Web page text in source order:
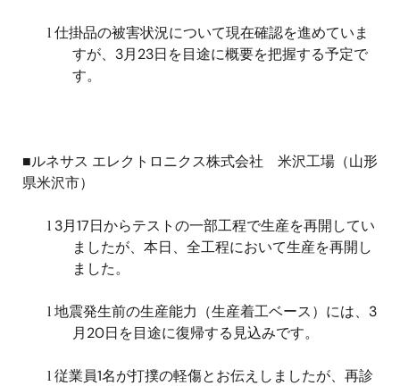
l 仕掛品の被害状況について現在確認を進めていま
すが、 3月23日を目途に概要を把握する予定で
す。
■ルネサス エレクトロニクス株式会社 米沢工場（山形
県米沢市）
l 3月17日からテストの一部工程で生産を再開してい
ましたが、本日、全工程において生産を再開し
ました。
l 地震発生前の生産能力（生産着工ベース）には、 3
月20日を目途に復帰する見込みです。
l 従業員1名が打撲の軽傷とお伝えしましたが、再診